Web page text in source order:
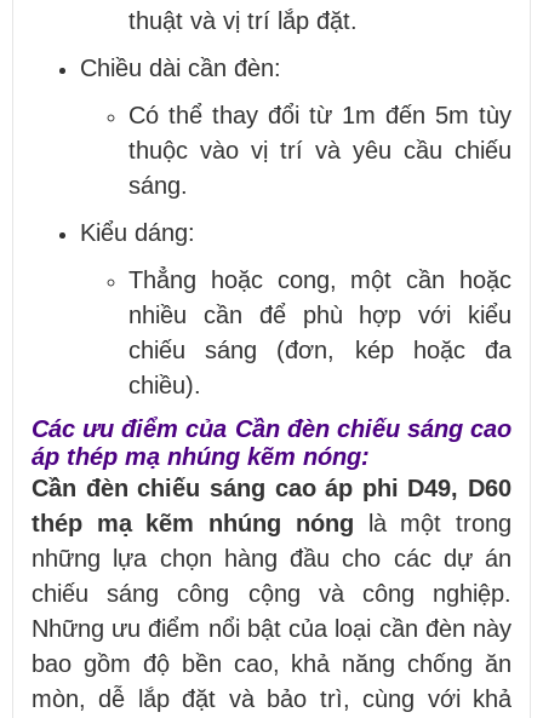
thuật và vị trí lắp đặt.
Chiều dài cần đèn:
Có thể thay đổi từ 1m đến 5m tùy
thuộc vào vị trí và yêu cầu chiếu
sáng.
Kiểu dáng:
Thẳng hoặc cong, một cần hoặc
nhiều cần để phù hợp với kiểu
chiếu sáng (đơn, kép hoặc đa
chiều).
Các ưu điểm của Cần đèn chiếu sáng cao
áp thép mạ nhúng kẽm nóng:
Cần đèn chiếu sáng cao áp phi D49, D60
thép mạ kẽm nhúng nóng là một trong
những lựa chọn hàng đầu cho các dự án
chiếu sáng công cộng và công nghiệp.
Những ưu điểm nổi bật của loại cần đèn này
bao gồm độ bền cao, khả năng chống ăn
mòn, dễ lắp đặt và bảo trì, cùng với khả